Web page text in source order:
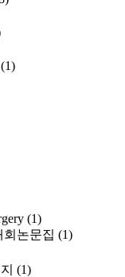
(1)
(1)
회논문집 (1)
(1)